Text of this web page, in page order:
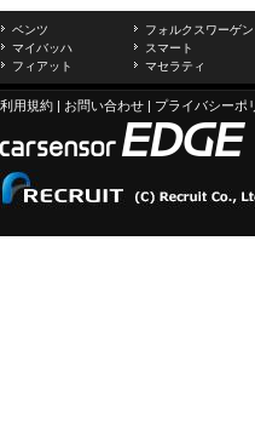
ベンツ フォルクスワーゲン
マイバッハ
スマート
フィアット
マセラティ
利用規約 | お問い合わせ | プライバシーポ